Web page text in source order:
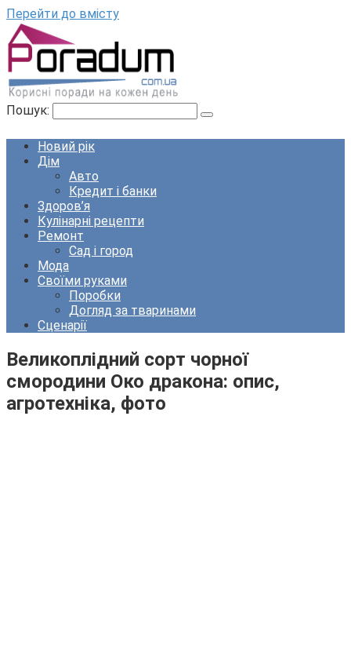
Перейти до вмісту
Пошук:
Новий рік
Дім
Авто
Кредит і банки
Здоров’я
Кулінарні рецепти
Ремонт
Сад і город
Мода
Своїми руками
Поробки
Догляд за тваринами
Сценарії
Великоплідний сорт чорної
смородини Око дракона: опис,
агротехніка, фото